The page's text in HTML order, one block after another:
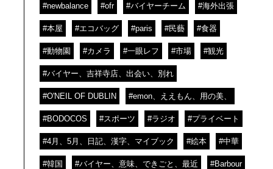
#newbalance #ofr #バイヤーチーム #海外出張
#本屋 #エコバッグ #paris #民藝 #食器
#動物園 #カメラ #一眼レフ #市場 #観光
#バイヤー、吉祥寺店、出会い、別れ
#O'NEIL OF DUBLIN #emon、ええもん、用の美、
#BODOCOS #スポーツ #ラジオ #プライベート
#4月、5月、日記、漢字、マイブック #絵本 #中華
#韓国 #バイヤー、意味、できごと、最近 #Barbour